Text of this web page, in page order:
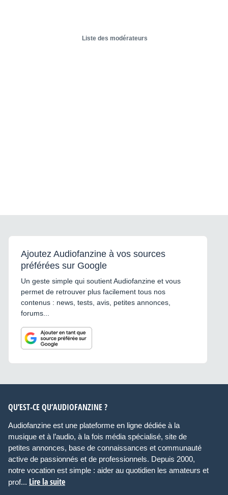
Liste des modérateurs
Ajoutez Audiofanzine à vos sources
préférées sur Google
Un geste simple qui soutient Audiofanzine et vous
permet de retrouver plus facilement tous nos
contenus : news, tests, avis, petites annonces,
forums...
QU’EST-CE QU’AUDIOFANZINE ?
Audiofanzine est une plateforme en ligne dédiée à la
musique et à l’audio, à la fois média spécialisé, site de
petites annonces, base de connaissances et communauté
active de passionnés et de professionnels. Depuis 2000,
notre vocation est simple : aider au quotidien les amateurs et
prof... Lire la suite